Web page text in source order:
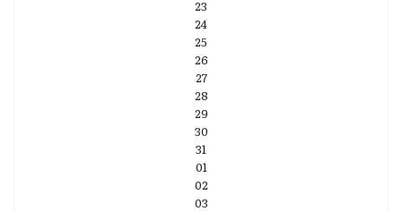
23
24
25
26
27
28
29
30
31
01
02
03